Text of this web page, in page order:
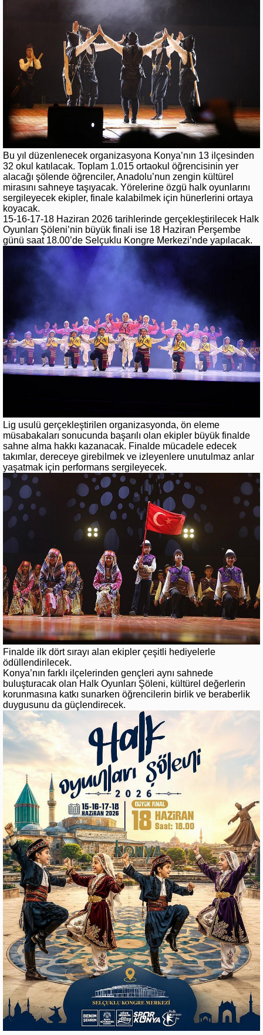
Bu yıl düzenlenecek organizasyona Konya’nın 13 ilçesinden
32 okul katılacak. Toplam 1.015 ortaokul öğrencisinin yer
alacağı şölende öğrenciler, Anadolu’nun zengin kültürel
mirasını sahneye taşıyacak. Yörelerine özgü halk oyunlarını
sergileyecek ekipler, finale kalabilmek için hünerlerini ortaya
koyacak.
15-16-17-18 Haziran 2026 tarihlerinde gerçekleştirilecek Halk
Oyunları Şöleni’nin büyük finali ise 18 Haziran Perşembe
günü saat 18.00’de Selçuklu Kongre Merkezi’nde yapılacak.
Lig usulü gerçekleştirilen organizasyonda, ön eleme
müsabakaları sonucunda başarılı olan ekipler büyük finalde
sahne alma hakkı kazanacak. Finalde mücadele edecek
takımlar, dereceye girebilmek ve izleyenlere unutulmaz anlar
yaşatmak için performans sergileyecek.
Finalde ilk dört sırayı alan ekipler çeşitli hediyelerle
ödüllendirilecek.
Konya’nın farklı ilçelerinden gençleri aynı sahnede
buluşturacak olan Halk Oyunları Şöleni, kültürel değerlerin
korunmasına katkı sunarken öğrencilerin birlik ve beraberlik
duygusunu da güçlendirecek.